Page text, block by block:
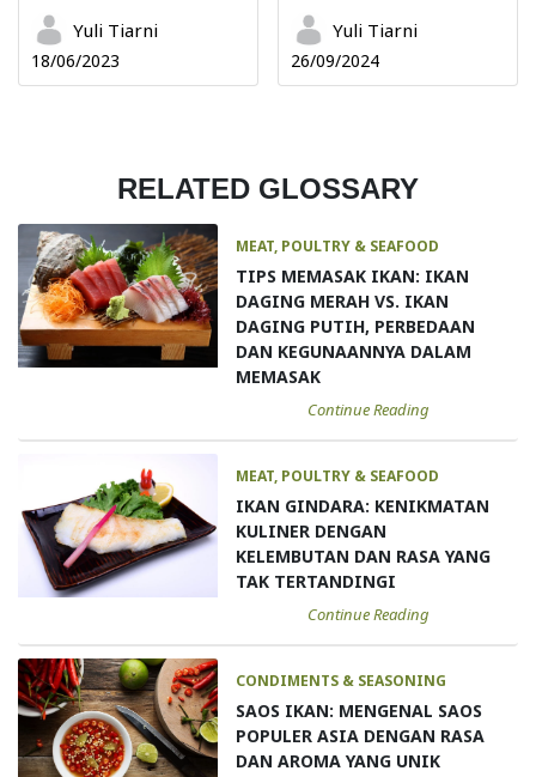
Yuli Tiarni
18/06/2023
Yuli Tiarni
26/09/2024
RELATED GLOSSARY
MEAT, POULTRY & SEAFOOD
TIPS MEMASAK IKAN: IKAN
DAGING MERAH VS. IKAN
DAGING PUTIH, PERBEDAAN
DAN KEGUNAANNYA DALAM
MEMASAK
Continue Reading
MEAT, POULTRY & SEAFOOD
IKAN GINDARA: KENIKMATAN
KULINER DENGAN
KELEMBUTAN DAN RASA YANG
TAK TERTANDINGI
Continue Reading
CONDIMENTS & SEASONING
SAOS IKAN: MENGENAL SAOS
POPULER ASIA DENGAN RASA
DAN AROMA YANG UNIK